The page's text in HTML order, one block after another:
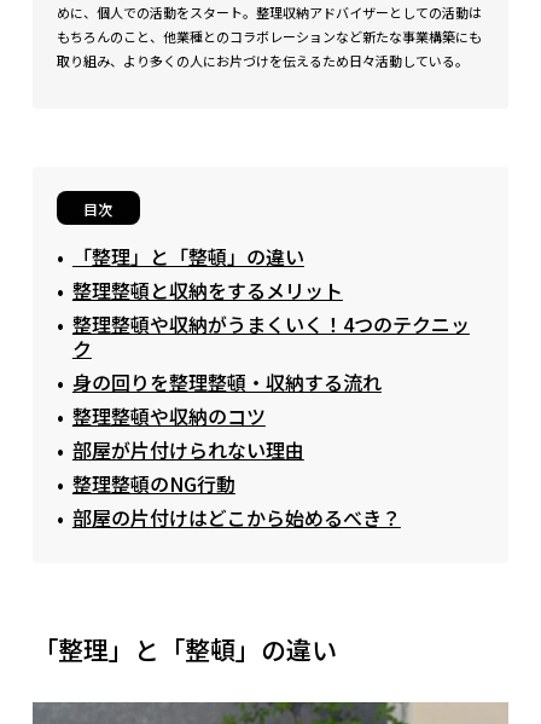
めに、個人での活動をスタート。整理収納アドバイザーとしての活動は
もちろんのこと、他業種とのコラボレーションなど新たな事業構築にも
取り組み、より多くの人にお片づけを伝えるため日々活動している。
目次
「整理」と「整頓」の違い
整理整頓と収納をするメリット
整理整頓や収納がうまくいく！4つのテクニッ
ク
身の回りを整理整頓・収納する流れ
整理整頓や収納のコツ
部屋が片付けられない理由
整理整頓のNG行動
部屋の片付けはどこから始めるべき？
「整理」と「整頓」の違い